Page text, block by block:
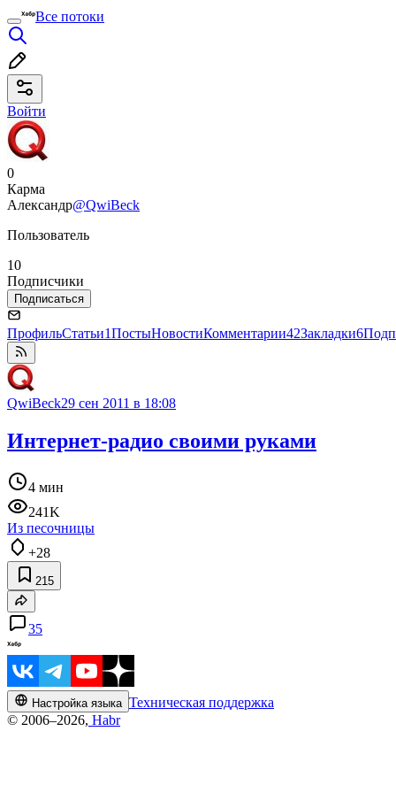
Все потоки
Войти
0
Карма
Александр@QwiBeck
Пользователь
10
Подписчики
Подписаться
ПрофильСтатьи1ПостыНовостиКомментарии42Закладки6
QwiBeck29 сен 2011 в 18:08
Интернет-радио своими руками
4 мин
241K
Из песочницы
+28
215
35
Настройка языка Техническая поддержка
© 2006–2026, Habr